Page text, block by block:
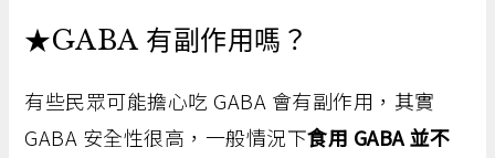
★GABA 有副作用嗎？
有些民眾可能擔心吃 GABA 會有副作用，其實
GABA 安全性很高，一般情況下食用 GABA 並不